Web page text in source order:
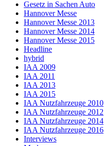
Gesetz in Sachen Auto
Hannover Messe
Hannover Messe 2013
Hannover Messe 2014
Hannover Messe 2015
Headline
hybrid
IAA 2009
IAA 2011
IAA 2013
IAA 2015
IAA Nutzfahrzeuge 2010
IAA Nutzfahrzeuge 2012
IAA Nutzfahrzeuge 2014
IAA Nutzfahrzeuge 2016
Interviews